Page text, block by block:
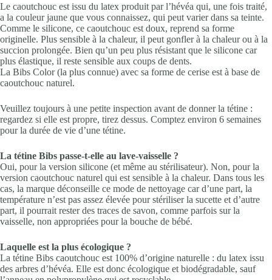
Le caoutchouc est issu du latex produit par l’hévéa qui, une fois traité,
a la couleur jaune que vous connaissez, qui peut varier dans sa teinte.
Comme le silicone, ce caoutchouc est doux, reprend sa forme
originelle. Plus sensible à la chaleur, il peut gonfler à la chaleur ou à la
succion prolongée. Bien qu’un peu plus résistant que le silicone car
plus élastique, il reste sensible aux coups de dents.
La Bibs Color (la plus connue) avec sa forme de cerise est à base de
caoutchouc naturel.
Veuillez toujours à une petite inspection avant de donner la tétine :
regardez si elle est propre, tirez dessus. Comptez environ 6 semaines
pour la durée de vie d’une tétine.
La tétine Bibs passe-t-elle au lave-vaisselle ?
Oui, pour la version silicone (et même au stérilisateur). Non, pour la
version caoutchouc naturel qui est sensible à la chaleur. Dans tous les
cas, la marque déconseille ce mode de nettoyage car d’une part, la
température n’est pas assez élevée pour stériliser la sucette et d’autre
part, il pourrait rester des traces de savon, comme parfois sur la
vaisselle, non appropriées pour la bouche de bébé.
Laquelle est la plus écologique ?
La tétine Bibs caoutchouc est 100% d’origine naturelle : du latex issu
des arbres d’hévéa. Elle est donc écologique et biodégradable, sauf